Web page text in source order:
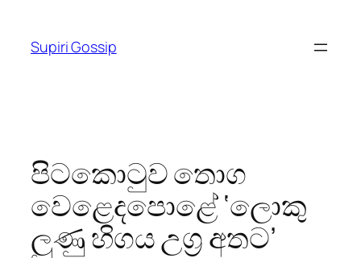
content
Supiri Gossip
පිටකොටුව තොග
වෙළෙදපොළේ ‘ලොකු
ලුණු හිගය උග‍්‍ර අතට’